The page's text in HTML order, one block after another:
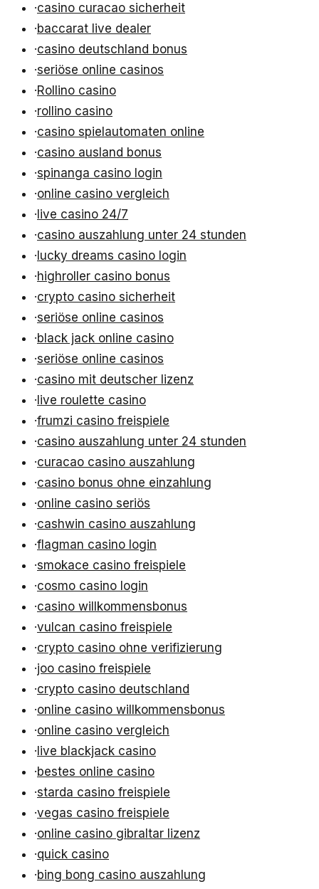
·casino curacao sicherheit
·baccarat live dealer
·casino deutschland bonus
·seriöse online casinos
·Rollino casino
·rollino casino
·casino spielautomaten online
·casino ausland bonus
·spinanga casino login
·online casino vergleich
· live casino 24/7
·casino auszahlung unter 24 stunden
· lucky dreams casino login
·highroller casino bonus
·crypto casino sicherheit
·seriöse online casinos
·black jack online casino
·seriöse online casinos
·casino mit deutscher lizenz
· live roulette casino
·frumzi casino freispiele
·casino auszahlung unter 24 stunden
·curacao casino auszahlung
·casino bonus ohne einzahlung
·online casino seriös
·cashwin casino auszahlung
·flagman casino login
·smokace casino freispiele
·cosmo casino login
·casino willkommensbonus
·vulcan casino freispiele
·crypto casino ohne verifizierung
·joo casino freispiele
·crypto casino deutschland
·online casino willkommensbonus
·online casino vergleich
· live blackjack casino
·bestes online casino
·starda casino freispiele
·vegas casino freispiele
·online casino gibraltar lizenz
·quick casino
·bing bong casino auszahlung